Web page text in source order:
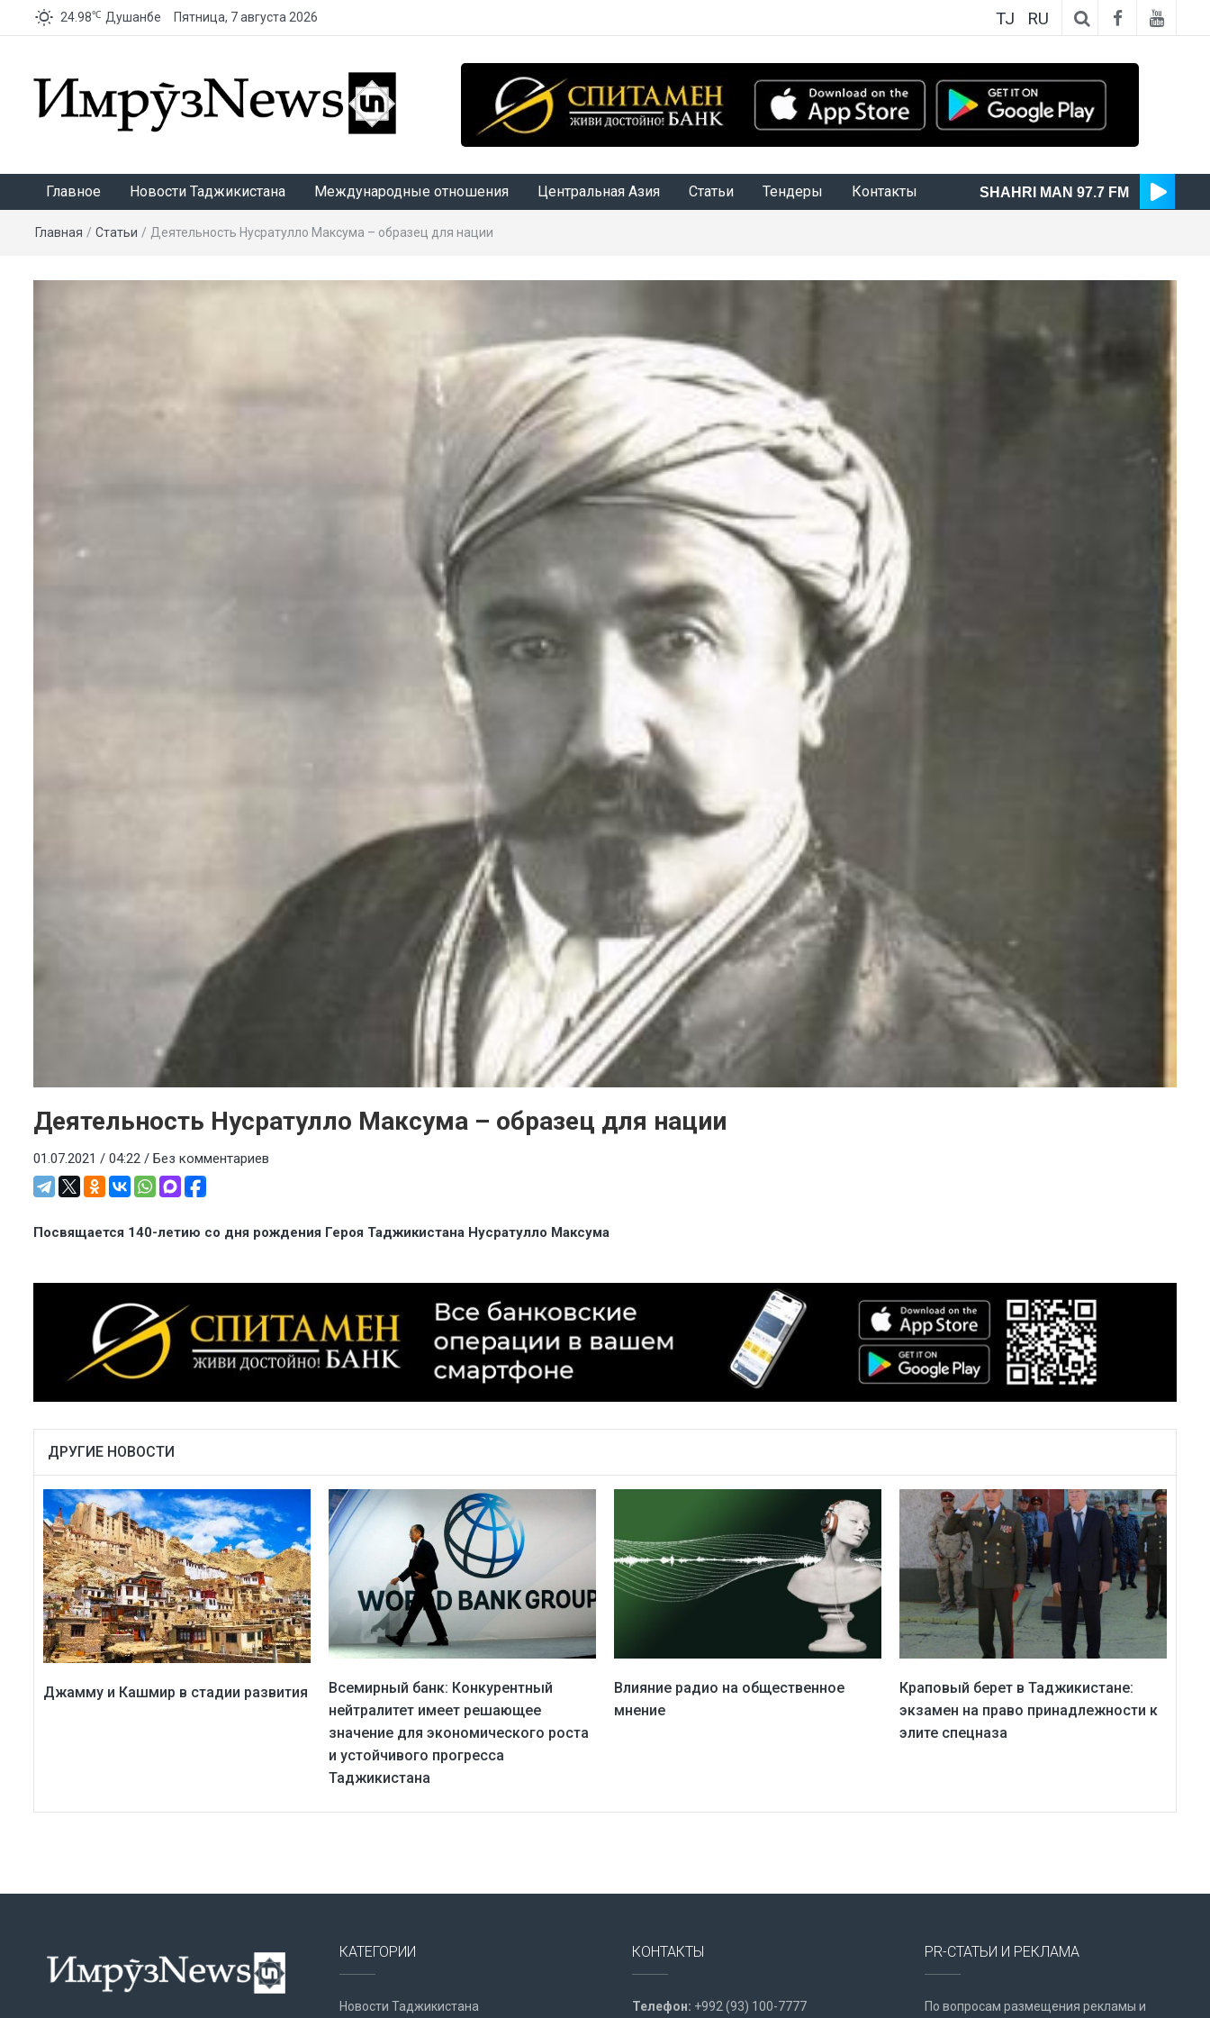
24.98℃ Душанбе Пятница, 7 августа 2026 TJ RU
Главное Новости Таджикистана Международные отношения Центральная Азия Статьи Тендеры Контакты SHAHRI MAN 97.7 FM
Главная / Статьи / Деятельность Нусратулло Максума – образец для нации
Деятельность Нусратулло Максума – образец для нации
01.07.2021 / 04:22 / Без комментариев
Посвящается 140-летию со дня рождения Героя Таджикистана Нусратулло Максума
ДРУГИЕ НОВОСТИ
Джамму и Кашмир в стадии развития
Всемирный банк: Конкурентный
нейтралитет имеет решающее
значение для экономического роста
и устойчивого прогресса
Таджикистана
Влияние радио на общественное
мнение
Краповый берет в Таджикистане:
экзамен на право принадлежности к
элите спецназа
КАТЕГОРИИ
Новости Таджикистана
КОНТАКТЫ
Телефон: +992 (93) 100-7777
PR-СТАТЬИ И РЕКЛАМА
По вопросам размещения рекламы и